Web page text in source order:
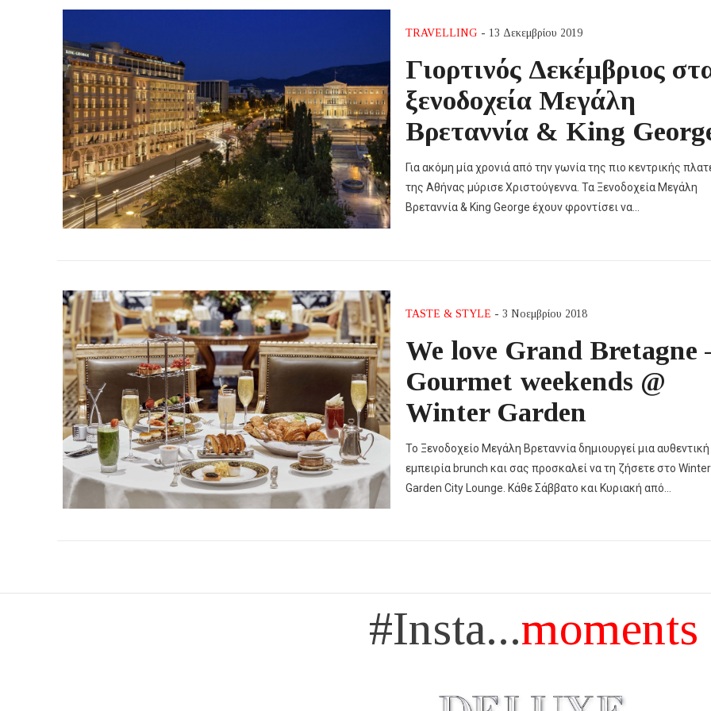
TRAVELLING - 13 Δεκεμβρίου 2019
Γιορτινός Δεκέμβριος
ξενοδοχεία Μεγάλη
Βρεταννία & King
Για ακόμη μία χρονιά από την γωνία της πιο κεντρικής
της Αθήνας μύρισε Χριστούγεννα. Τα Ξενοδοχεία Μεγάλη
Βρεταννία & King George έχουν φροντίσει να…
TASTE & STYLE - 3 Νοεμβρίου 2018
We love Grand Bretagne
Gourmet weekends @
Winter Garden
Το Ξενοδοχείο Μεγάλη Βρεταννία δημιουργεί μια αυθεντική
εμπειρία brunch και σας προσκαλεί να τη ζήσετε στο Winter
Garden City Lounge. Κάθε Σάββατο και Κυριακή από…
#Insta...moments